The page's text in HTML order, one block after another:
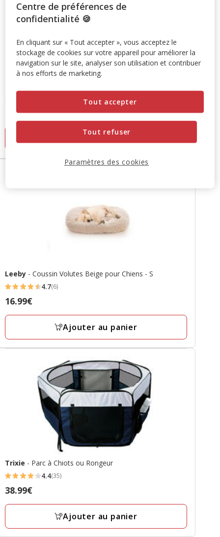
étoiles
avec
avis
Prix
19.99€
19.99€
Ajouter au panier
Leeby - Coussin Volutes Beige pour Chiens - S
4.7
étoiles
avec
avis
4.7(6)
Prix
16.99€
16.99€
Ajouter au panier
Trixie - Parc à Chiots ou Rongeur
4.4
étoiles
avec
avis
4.4(35)
Prix
38.99€
38.99€
Ajouter au panier
Centre de préférences de
confidentialité 🍪
En cliquant sur « Tout accepter », vous acceptez le
stockage de cookies sur votre appareil pour améliorer la
navigation sur le site, analyser son utilisation et contribuer
à nos efforts de marketing.
Tout refuser
Tout accepter
Paramètres des cookies